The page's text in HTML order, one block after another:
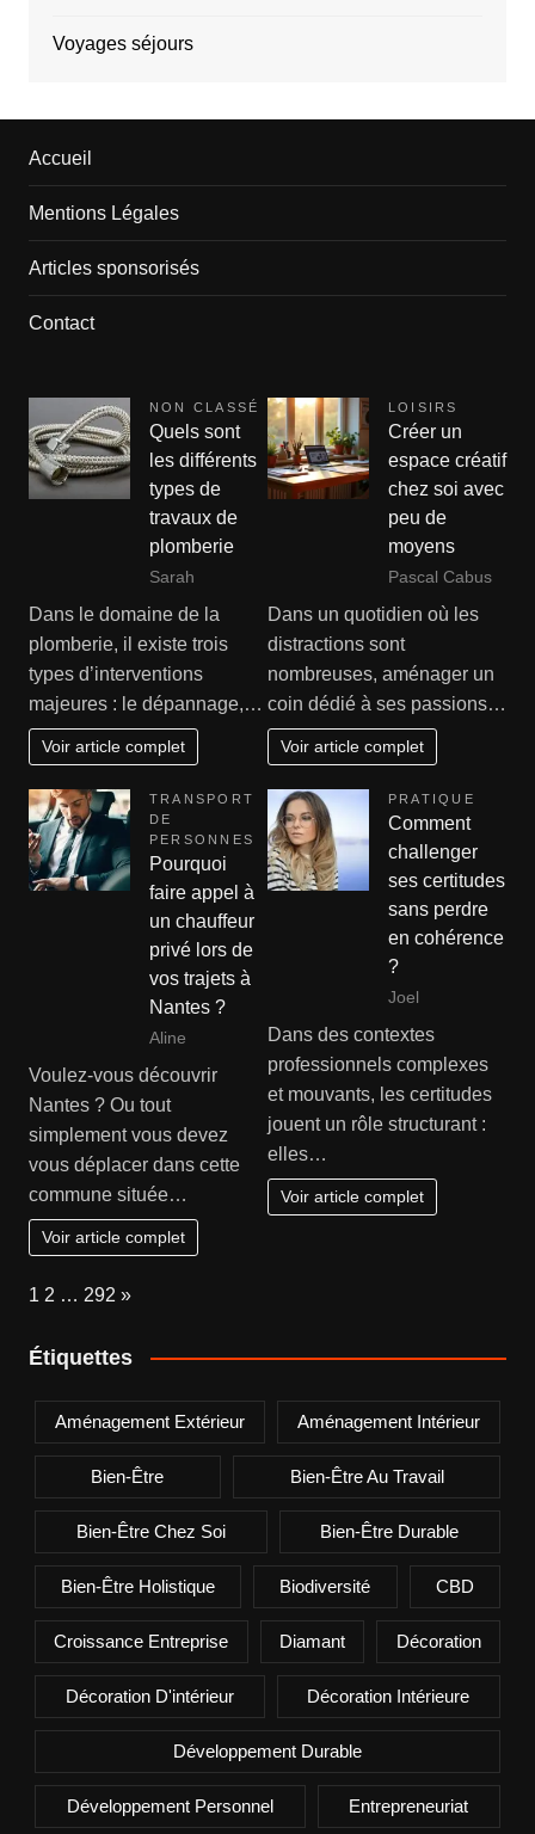
Voyages séjours
Accueil
Mentions Légales
Articles sponsorisés
Contact
NON CLASSÉ
Quels sont
les différents
types de
travaux de
plomberie
Sarah
Dans le domaine de la
plomberie, il existe trois
types d’interventions
majeures : le dépannage,…
Voir article complet
LOISIRS
Créer un
espace créatif
chez soi avec
peu de
moyens
Pascal Cabus
Dans un quotidien où les
distractions sont
nombreuses, aménager un
coin dédié à ses passions…
Voir article complet
TRANSPORT
DE
PERSONNES
Pourquoi
faire appel à
un chauffeur
privé lors de
vos trajets à
Nantes ?
Aline
Voulez-vous découvrir
Nantes ? Ou tout
simplement vous devez
vous déplacer dans cette
commune située…
Voir article complet
PRATIQUE
Comment
challenger
ses certitudes
sans perdre
en cohérence
?
Joel
Dans des contextes
professionnels complexes
et mouvants, les certitudes
jouent un rôle structurant :
elles…
Voir article complet
Page:
1 2 … 292 Next
»
Étiquettes
Aménagement Extérieur Aménagement Intérieur
Bien-Être Bien-Être Au Travail
Bien-Être Chez Soi Bien-Être Durable
Bien-Être Holistique Biodiversité CBD
Croissance Entreprise Diamant Décoration
Décoration D'intérieur Décoration Intérieure
Développement Durable
Développement Personnel Entrepreneuriat